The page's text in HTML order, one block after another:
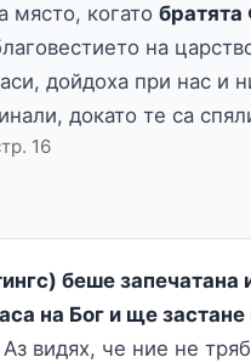
място, когато
на
дойдоха при нас и
докато те са
16
беше
на Бог и ще
Аз видях, че ние не